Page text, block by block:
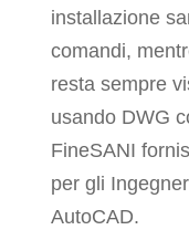
installazione
comandi,
resta sempre
usando DWG
FineSANI
per gli
AutoCAD.